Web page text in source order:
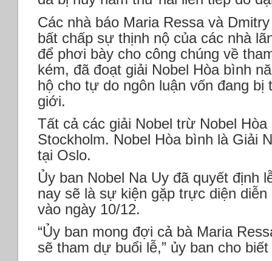
Các nhà báo Maria Ressa và
bất chấp sự thịnh nộ của các nhà
để phơi bày cho công chúng về
kém, đã đoạt giải Nobel Hòa bình
hộ cho tự do ngôn luận vốn đang bị
giới.
Tất cả các giải Nobel trừ Nobel
Stockholm. Nobel Hòa bình là Giải
tại Oslo.
Ủy ban Nobel Na Uy đã quyết định
nay sẽ là sự kiện gặp trực diện
vào ngày 10/12.
“Ủy ban mong đợi cả bà Maria
sẽ tham dự buổi lễ,” ủy ban cho